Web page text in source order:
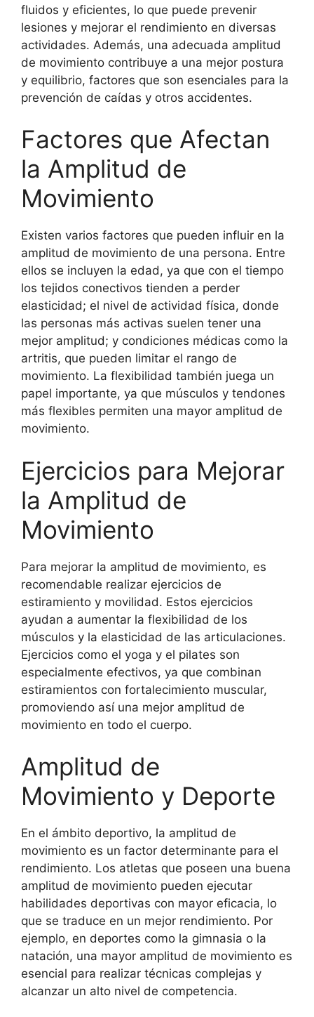
fluidos y eficientes, lo que puede prevenir
lesiones y mejorar el rendimiento en diversas
actividades. Además, una adecuada amplitud
de movimiento contribuye a una mejor postura
y equilibrio, factores que son esenciales para la
prevención de caídas y otros accidentes.
Factores que Afectan
la Amplitud de
Movimiento
Existen varios factores que pueden influir en la
amplitud de movimiento de una persona. Entre
ellos se incluyen la edad, ya que con el tiempo
los tejidos conectivos tienden a perder
elasticidad; el nivel de actividad física, donde
las personas más activas suelen tener una
mejor amplitud; y condiciones médicas como la
artritis, que pueden limitar el rango de
movimiento. La flexibilidad también juega un
papel importante, ya que músculos y tendones
más flexibles permiten una mayor amplitud de
movimiento.
Ejercicios para Mejorar
la Amplitud de
Movimiento
Para mejorar la amplitud de movimiento, es
recomendable realizar ejercicios de
estiramiento y movilidad. Estos ejercicios
ayudan a aumentar la flexibilidad de los
músculos y la elasticidad de las articulaciones.
Ejercicios como el yoga y el pilates son
especialmente efectivos, ya que combinan
estiramientos con fortalecimiento muscular,
promoviendo así una mejor amplitud de
movimiento en todo el cuerpo.
Amplitud de
Movimiento y Deporte
En el ámbito deportivo, la amplitud de
movimiento es un factor determinante para el
rendimiento. Los atletas que poseen una buena
amplitud de movimiento pueden ejecutar
habilidades deportivas con mayor eficacia, lo
que se traduce en un mejor rendimiento. Por
ejemplo, en deportes como la gimnasia o la
natación, una mayor amplitud de movimiento es
esencial para realizar técnicas complejas y
alcanzar un alto nivel de competencia.